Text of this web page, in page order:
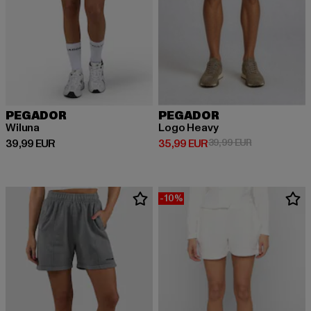
PEGADOR
Wiluna
39,99 EUR
Derzeitiger Preis: 39,99 EUR
PEGADOR
Logo Heavy
35,99 EUR
Derzeitiger Preis: 35,99 EUR
39,99 EURAktionspreis:
-10%